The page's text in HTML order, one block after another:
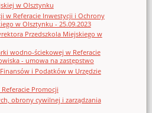
w Olsztynku
w Referacie Inwestycji i Ochrony
w Olsztynku - 25.09.2023
Przedszkola Miejskiego w
wodno-ściekowej w Referacie
- umowa na zastępstwo
i Podatków w Urzędzie
Promocji
obrony cywilnej i zarządzania